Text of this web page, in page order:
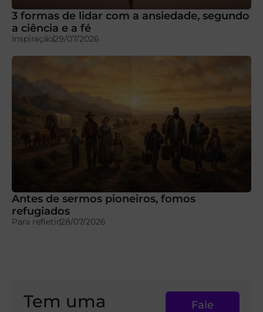
3 formas de lidar com a ansiedade, segundo
a ciência e a fé
Inspiração29/07/2026
Antes de sermos pioneiros, fomos
refugiados
Para refletir28/07/2026
Tem uma
Fale